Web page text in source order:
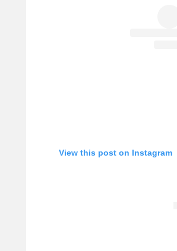
View this post on Instagram